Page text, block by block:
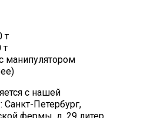
т
т
манипулятором
с нашей
Санкт-Петербург,
фермы, д. 29 литер